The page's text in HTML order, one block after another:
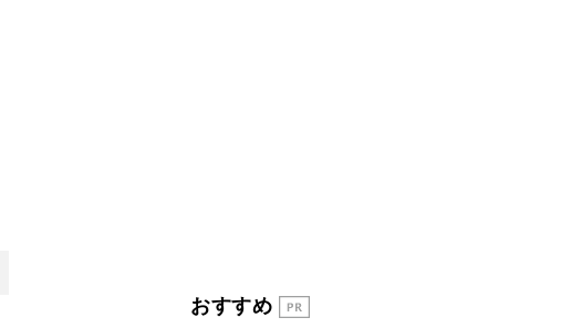
開発への関心を押し上げた18年の物語に幕 特装
おすすめ